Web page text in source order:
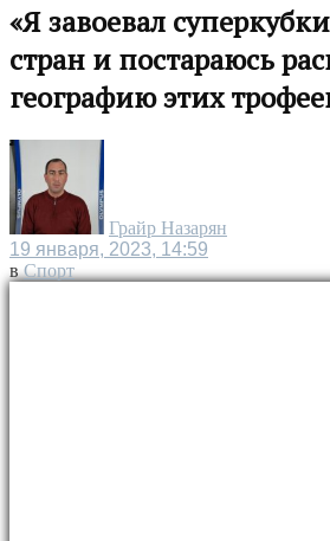
«Я завоевал
стран и постараюсь
географию этих
Грайр Назарян
19 января, 2023, 14:59
в Спорт